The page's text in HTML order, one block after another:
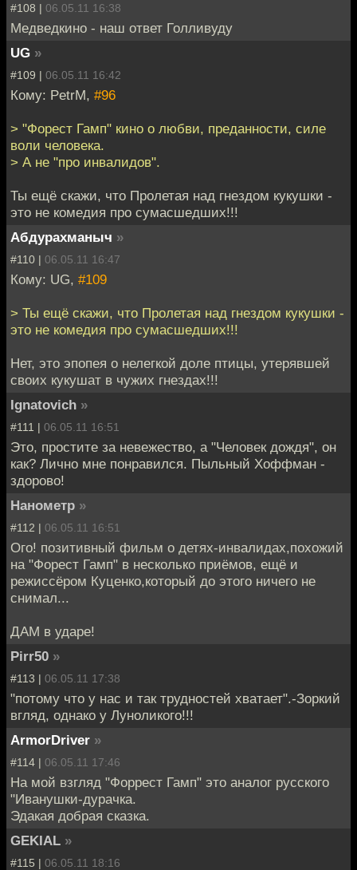
#108 | 06.05.11 16:38
Медведкино - наш ответ Голливуду
UG »
#109 | 06.05.11 16:42
Кому: PetrM, #96
> "Форест Гамп" кино о любви, преданности, силе
воли человека.
> А не "про инвалидов".
Ты ещё скажи, что Пролетая над гнездом кукушки -
это не комедия про сумасшедших!!!
Абдурахманыч »
#110 | 06.05.11 16:47
Кому: UG, #109
> Ты ещё скажи, что Пролетая над гнездом кукушки -
это не комедия про сумасшедших!!!
Нет, это эпопея о нелегкой доле птицы, утерявшей
своих кукушат в чужих гнездах!!!
Ignatovich »
#111 | 06.05.11 16:51
Это, простите за невежество, а "Человек дождя", он
как? Лично мне понравился. Пыльный Хоффман -
здорово!
Нанометр »
#112 | 06.05.11 16:51
Ого! позитивный фильм о детях-инвалидах,похожий
на "Форест Гамп" в несколько приёмов, ещё и
режиссёром Куценко,который до этого ничего не
снимал...
ДАМ в ударе!
Pirr50 »
#113 | 06.05.11 17:38
"потому что у нас и так трудностей хватает".-Зоркий
вгляд, однако у Луноликого!!!
ArmorDriver »
#114 | 06.05.11 17:46
На мой взгляд "Форрест Гамп" это аналог русского
"Иванушки-дурачка.
Эдакая добрая сказка.
GEKIAL »
#115 | 06.05.11 18:16